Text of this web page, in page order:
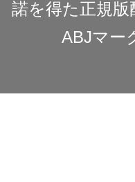
諾を得た正規
ABJマー